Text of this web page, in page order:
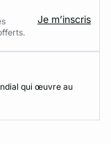
Je m’inscris
qui œuvre au